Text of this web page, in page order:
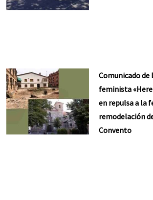
Comunicado de
feminista
en repulsa a la
remodelación
Convento